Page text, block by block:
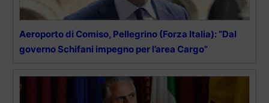
Aeroporto di Comiso, Pellegrino (Forza Italia): “Dal
governo Schifani impegno per l’area Cargo”